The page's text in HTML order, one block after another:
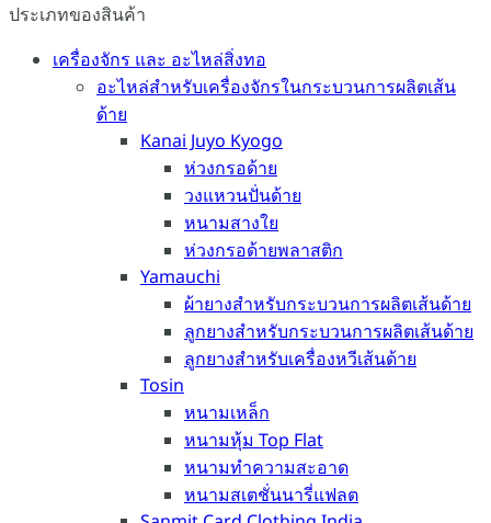
ประเภทของสินค้า
เครื่องจักร และ อะไหล่สิ่งทอ
อะไหล่สำหรับเครื่องจักรในกระบวนการผลิตเส้น
ด้าย
Kanai Juyo Kyogo
ห่วงกรอด้าย
วงแหวนปั่นด้าย
หนามสางใย
ห่วงกรอด้ายพลาสติก
Yamauchi
ผ้ายางสำหรับกระบวนการผลิตเส้นด้าย
ลูกยางสำหรับกระบวนการผลิตเส้นด้าย
ลูกยางสำหรับเครื่องหวีเส้นด้าย
Tosin
หนามเหล็ก
หนามหุ้ม Top Flat
หนามทำความสะอาด
หนามสเตชั่นนารี่แฟลต